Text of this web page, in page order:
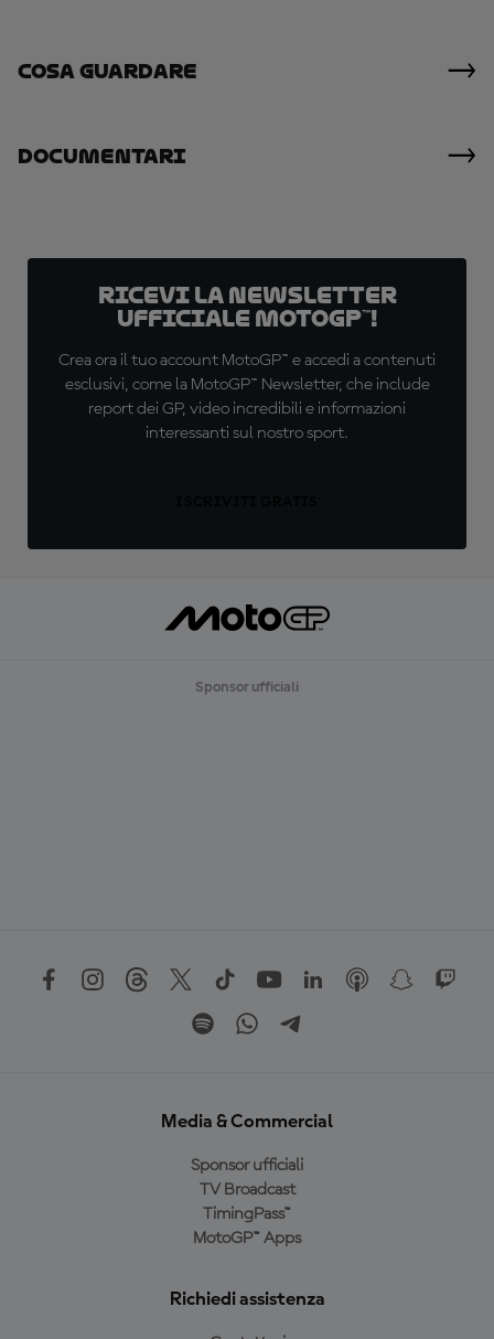
Cosa Guardare
Documentari
Ricevi la newsletter
ufficiale MotoGP™!
Crea ora il tuo account MotoGP™ e accedi a contenuti
esclusivi, come la MotoGP™ Newsletter, che include
report dei GP, video incredibili e informazioni
interessanti sul nostro sport.
Sponsor ufficiali
Media & Commercial
Sponsor ufficiali
TV Broadcast
TimingPass™
MotoGP™ Apps
Richiedi assistenza